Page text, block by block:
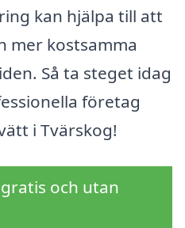
kan hjälpa till att
mer kostsamma
Så ta steget idag
företag
i Tvärskog!
och utan